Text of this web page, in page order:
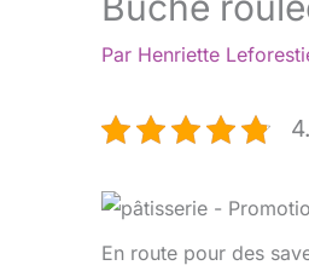
Par Henriette
En route pour des